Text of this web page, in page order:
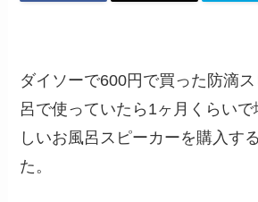
ダイソーで600円で買った防滴
呂で使っていたら1ヶ月くらい
しいお風呂スピーカーを購入す
た。